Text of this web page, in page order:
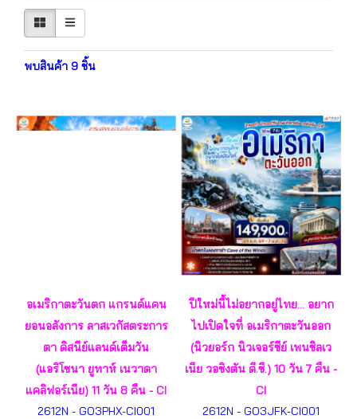
พบสินค้า 9 ชิ้น
อเมริกาตะวันตก แกรนด์แคน
ยอนอลังการ ลาสเวกัสตระการ
ตา ดิสนีย์แลนด์เต็มวัน
(แอริโซนา ยูทาห์ เนวาดา
แคลิฟอร์เนีย) 11 วัน 8 คืน - CI
2612N - GO3PHX-CI001
ปีใหม่นี้ไม่อยากอยู่ไทย... อยาก
ไปเปิดใจที่ อเมริกาตะวันออก
(นิวยอร์ก นิวเจอร์ซีย์ เพนซิลเว
เนีย วอชิงตัน ดี.ซี.) 10 วัน 7 คืน -
CI
2612N - GO3JFK-CI001